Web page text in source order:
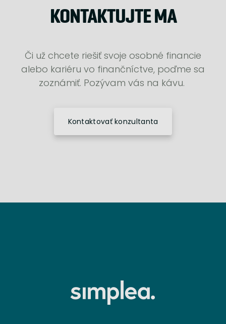
KONTAKTUJTE MA
Či už chcete riešiť svoje osobné financie
alebo kariéru vo finančníctve, poďme sa
zoznámiť. Pozývam vás na kávu.
Kontaktovať konzultanta